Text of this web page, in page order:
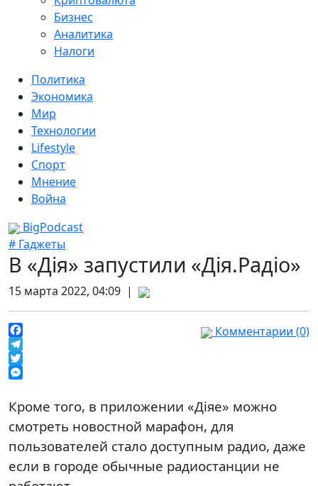
Бизнес
Аналитика
Налоги
Политика
Экономика
Мир
Технологии
Lifestyle
Спорт
Мнение
Война
BigPodcast
# Гаджеты
В «Дія» запустили «Дія.Радіо»
15 марта 2022, 04:09 |
Facebook
Telegram
Twitter
Комментарии (0)
Кроме того, в приложении «Діяе» можно
смотреть новостной марафон, для
пользователей стало доступным радио, даже
если в городе обычные радиостанции не